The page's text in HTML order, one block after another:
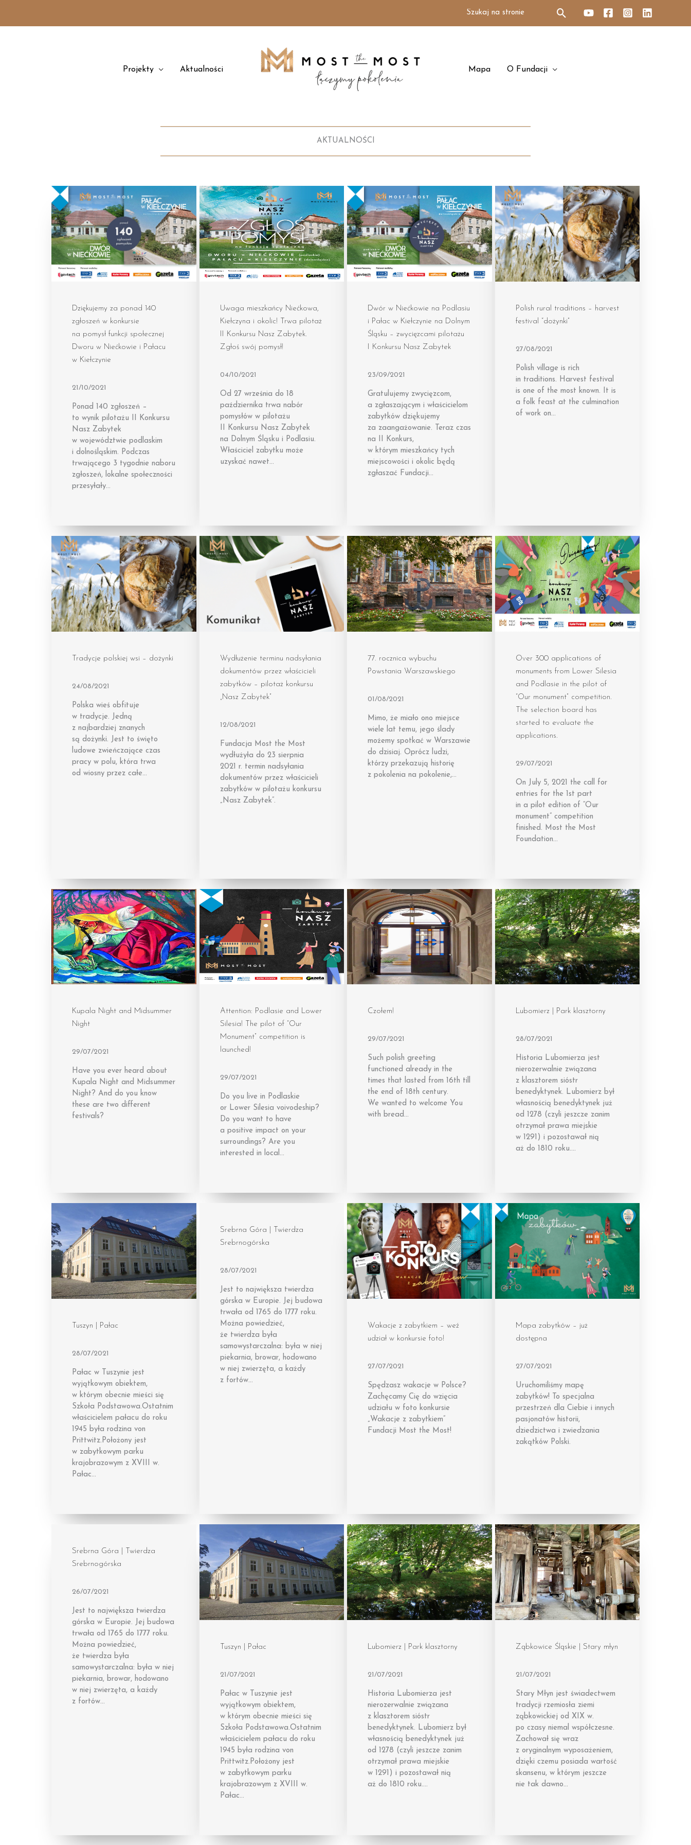
treści
for:
Projekty Aktualności Mapa O Fundacji
AKTUALNOŚCI
Dziękujemy za ponad 140
zgłoszeń w konkursie
na pomysł funkcji społecznej
Dworu w Niećkowie i Pałacu
w Kiełczynie
21/10/2021
Ponad 140 zgłoszeń –
to wynik pilotażu II Konkursu
Nasz Zabytek
w województwie podlaskim
i dolnośląskim. Podczas
trwającego 3 tygodnie naboru
zgłoszeń, lokalne społeczności
przesyłały…
Uwaga mieszkańcy Niećkowa,
Kiełczyna i okolic! Trwa pilotaż
II Konkursu Nasz Zabytek.
Zgłoś swój pomysł!
04/10/2021
Od 27 września do 18
października trwa nabór
pomysłów w pilotażu
II Konkursu Nasz Zabytek
na Dolnym Śląsku i Podlasiu.
Właściciel zabytku może
uzyskać nawet…
Dwór w Niećkowie na Podlasiu
i Pałac w Kiełczynie na Dolnym
Śląsku – zwycięzcami pilotażu
I Konkursu Nasz Zabytek
23/09/2021
Gratulujemy zwycięzcom,
a zgłaszającym i właścicielom
zabytków dziękujemy
za zaangażowanie. Teraz czas
na II Konkurs,
w którym mieszkańcy tych
miejscowości i okolic będą
zgłaszać Fundacji…
Polish rural traditions – harvest
festival “dożynki”
27/08/2021
Polish village is rich
in traditions. Harvest festival
is one of the most known. It is
a folk feast at the culmination
of work on…
Tradycje polskiej wsi – dożynki
24/08/2021
Polska wieś obfituje
w tradycje. Jedną
z najbardziej znanych
są dożynki. Jest to święto
ludowe zwieńczające czas
pracy w polu, która trwa
od wiosny przez całe…
Wydłużenie terminu nadsyłania
dokumentów przez właścicieli
zabytków – pilotaż konkursu
„Nasz Zabytek”
12/08/2021
Fundacja Most the Most
wydłużyła do 23 sierpnia
2021 r. termin nadsyłania
dokumentów przez właścicieli
zabytków w pilotażu konkursu
„Nasz Zabytek”.
77. rocznica wybuchu
Powstania Warszawskiego
01/08/2021
Mimo, że miało ono miejsce
wiele lat temu, jego ślady
możemy spotkać w Warszawie
do dzisiaj. Oprócz ludzi,
którzy przekazują historię
z pokolenia na pokolenie,…
Over 300 applications of
monuments from Lower Silesia
and Podlasie in the pilot of
“Our monument” competition.
The selection board has
started to evaluate the
applications.
29/07/2021
On July 5, 2021 the call for
entries for the 1st part
in a pilot edition of “Our
monument” competition
finished. Most the Most
Foundation…
Kupala Night and Midsummer
Night
29/07/2021
Have you ever heard about
Kupala Night and Midsummer
Night? And do you know
these are two different
festivals?
Attention: Podlasie and Lower
Silesia! The pilot of “Our
Monument” competition is
launched!
29/07/2021
Do you live in Podlaskie
or Lower Silesia voivodeship?
Do you want to have
a positive impact on your
surroundings? Are you
interested in local…
Czołem!
29/07/2021
Such polish greeting
functioned already in the
times that lasted from 16th till
the end of 18th century.
We wanted to welcome You
with bread…
Lubomierz | Park klasztorny
28/07/2021
Historia Lubomierza jest
nierozerwalnie związana
z klasztorem sióstr
benedyktynek. Lubomierz był
własnością benedyktynek już
od 1278 (czyli jeszcze zanim
otrzymał prawa miejskie
w 1291) i pozostawał nią
aż do 1810 roku….
Tuszyn | Pałac
28/07/2021
Pałac w Tuszynie jest
wyjątkowym obiektem,
w którym obecnie mieści się
Szkoła Podstawowa.Ostatnim
właścicielem pałacu do roku
1945 była rodzina von
Prittwitz.Położony jest
w zabytkowym parku
krajobrazowym z XVIII w.
Pałac…
Srebrna Góra | Twierdza
Srebrnogórska
28/07/2021
Jest to największa twierdza
górska w Europie. Jej budowa
trwała od 1765 do 1777 roku.
Można powiedzieć,
że twierdza była
samowystarczalna: była w niej
piekarnia, browar, hodowano
w niej zwierzęta, a każdy
z fortów…
Wakacje z zabytkiem – weź
udział w konkursie foto!
27/07/2021
Spędzasz wakacje w Polsce?
Zachęcamy Cię do wzięcia
udziału w foto konkursie
„Wakacje z zabytkiem”
Fundacji Most the Most!
Mapa zabytków – już
dostępna
27/07/2021
Uruchomiliśmy mapę
zabytków! To specjalna
przestrzeń dla Ciebie i innych
pasjonatów historii,
dziedzictwa i zwiedzania
zakątków Polski.
Srebrna Góra | Twierdza
Srebrnogórska
26/07/2021
Jest to największa twierdza
górska w Europie. Jej budowa
trwała od 1765 do 1777 roku.
Można powiedzieć,
że twierdza była
samowystarczalna: była w niej
piekarnia, browar, hodowano
w niej zwierzęta, a każdy
z fortów…
Tuszyn | Pałac
21/07/2021
Pałac w Tuszynie jest
wyjątkowym obiektem,
w którym obecnie mieści się
Szkoła Podstawowa.Ostatnim
właścicielem pałacu do roku
1945 była rodzina von
Prittwitz.Położony jest
w zabytkowym parku
krajobrazowym z XVIII w.
Pałac…
Lubomierz | Park klasztorny
21/07/2021
Historia Lubomierza jest
nierozerwalnie związana
z klasztorem sióstr
benedyktynek. Lubomierz był
własnością benedyktynek już
od 1278 (czyli jeszcze zanim
otrzymał prawa miejskie
w 1291) i pozostawał nią
aż do 1810 roku….
Ząbkowice Śląskie | Stary młyn
21/07/2021
Stary Młyn jest świadectwem
tradycji rzemiosła ziemi
ząbkowickiej od XIX w.
po czasy niemal współczesne.
Zachował się wraz
z oryginalnym wyposażeniem,
dzięki czemu posiada wartość
skansenu, w którym jeszcze
nie tak dawno…